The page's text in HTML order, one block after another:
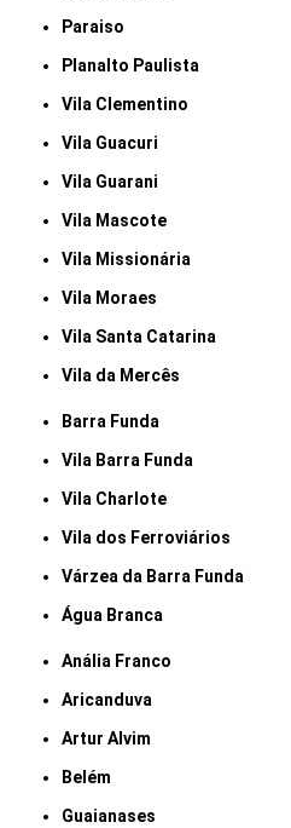
Paraiso
Planalto Paulista
Vila Clementino
Vila Guacuri
Vila Guarani
Vila Mascote
Vila Missionária
Vila Moraes
Vila Santa Catarina
Vila da Mercês
Barra Funda
Vila Barra Funda
Vila Charlote
Vila dos Ferroviários
Várzea da Barra Funda
Água Branca
Anália Franco
Aricanduva
Artur Alvim
Belém
Guaianases